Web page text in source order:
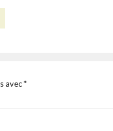
avec*